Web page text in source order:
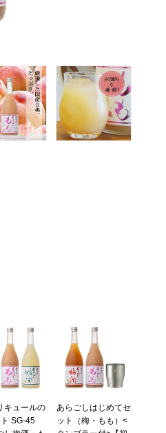
キュールの
SG-45
あらごしはじめてセ
ット（梅・もも）<